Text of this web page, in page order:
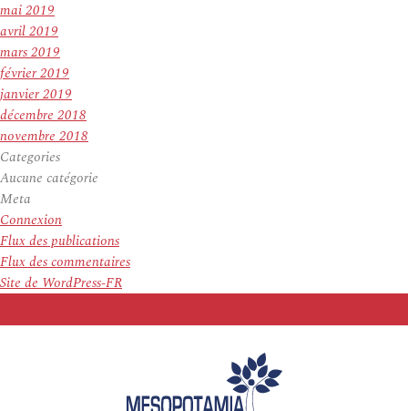
mai 2019
avril 2019
mars 2019
février 2019
janvier 2019
décembre 2018
novembre 2018
Categories
Aucune catégorie
Meta
Connexion
Flux des publications
Flux des commentaires
Site de WordPress-FR